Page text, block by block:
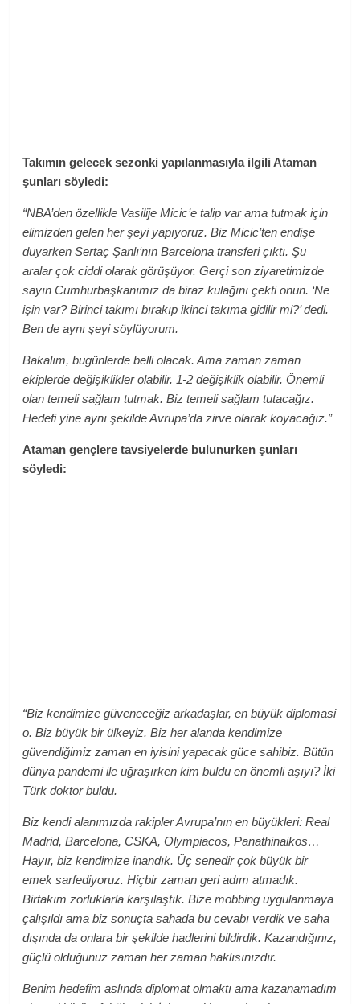
Takımın gelecek sezonki yapılanmasıyla ilgili Ataman
şunları söyledi:
“NBA’den özellikle Vasilije Micic’e talip var ama tutmak için
elimizden gelen her şeyi yapıyoruz. Biz Micic’ten endişe
duyarken Sertaç Şanlı‘nın Barcelona transferi çıktı. Şu
aralar çok ciddi olarak görüşüyor. Gerçi son ziyaretimizde
sayın Cumhurbaşkanımız da biraz kulağını çekti onun. ‘Ne
işin var? Birinci takımı bırakıp ikinci takıma gidilir mi?’ dedi.
Ben de aynı şeyi söylüyorum.
Bakalım, bugünlerde belli olacak. Ama zaman zaman
ekiplerde değişiklikler olabilir. 1-2 değişiklik olabilir. Önemli
olan temeli sağlam tutmak. Biz temeli sağlam tutacağız.
Hedefi yine aynı şekilde Avrupa’da zirve olarak koyacağız.”
Ataman gençlere tavsiyelerde bulunurken şunları
söyledi:
“Biz kendimize güveneceğiz arkadaşlar, en büyük diplomasi
o. Biz büyük bir ülkeyiz. Biz her alanda kendimize
güvendiğimiz zaman en iyisini yapacak güce sahibiz. Bütün
dünya pandemi ile uğraşırken kim buldu en önemli aşıyı? İki
Türk doktor buldu.
Biz kendi alanımızda rakipler Avrupa’nın en büyükleri: Real
Madrid, Barcelona, CSKA, Olympiacos, Panathinaikos…
Hayır, biz kendimize inandık. Üç senedir çok büyük bir
emek sarfediyoruz. Hiçbir zaman geri adım atmadık.
Birtakım zorluklarla karşılaştık. Bize mobbing uygulanmaya
çalışıldı ama biz sonuçta sahada bu cevabı verdik ve saha
dışında da onlara bir şekilde hadlerini bildirdik. Kazandığınız,
güçlü olduğunuz zaman her zaman haklısınızdır.
Benim hedefim aslında diplomat olmaktı ama kazanamadım